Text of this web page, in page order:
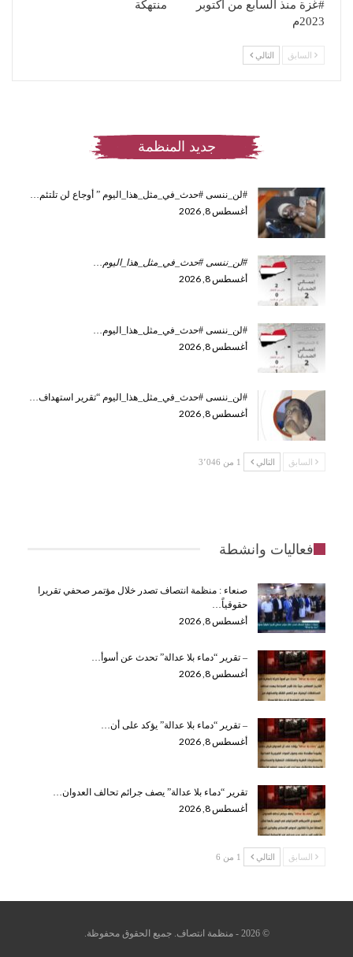
#غزة منذ السابع من اكتوبر
2023م
منتهكة
السابق التالي
جديد المنظمة
#لن_ننسى #حدث_في_مثل_هذا_اليوم ” أوجاع لن تلتئم…
أغسطس 8, 2026
#لن_ننسى #حدث_في_مثل_هذا_اليوم…
أغسطس 8, 2026
#لن_ننسى #حدث_في_مثل_هذا_اليوم…
أغسطس 8, 2026
#لن_ننسى #حدث_في_مثل_هذا_اليوم “تقرير استهداف…
أغسطس 8, 2026
السابق التالي 1 من 3٬046
فعاليات وانشطة
صنعاء : منظمة انتصاف تصدر خلال مؤتمر صحفي تقريرا
حقوقياً…
أغسطس 8, 2026
– تقرير “دماء بلا عدالة” تحدث عن أسوأ…
أغسطس 8, 2026
– تقرير “دماء بلا عدالة” يؤكد على أن…
أغسطس 8, 2026
تقرير “دماء بلا عدالة” يصف جرائم تحالف العدوان…
أغسطس 8, 2026
السابق التالي 1 من 6
© 2026 - منظمة انتصاف. جميع الحقوق محفوظة.